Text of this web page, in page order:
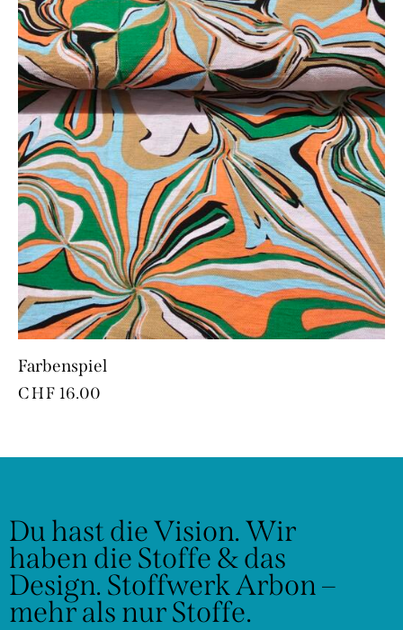
Farbenspiel
CHF 16.00
Du hast die Vision.Wir
haben die Stoffe & das
Design. Stoffwerk Arbon –
mehr als nur Stoffe.